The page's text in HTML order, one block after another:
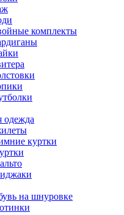
комплекты
одежда
куртки
на шнуровке